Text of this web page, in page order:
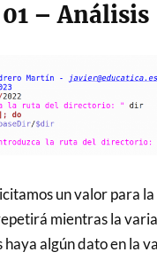
– Análisis
un valor para
mientras la
algún dato en la